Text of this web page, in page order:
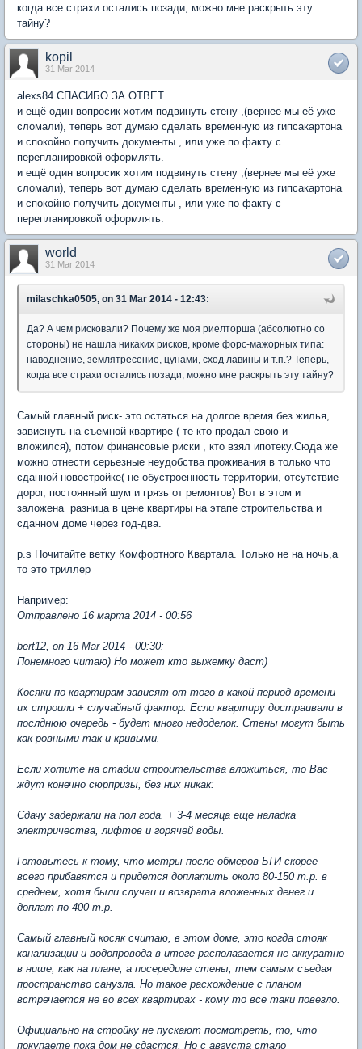
когда все страхи остались позади, можно мне раскрыть эту
тайну?
kopil
31 Mar 2014
alexs84 СПАСИБО ЗА ОТВЕТ..
и ещё один вопросик хотим подвинуть стену ,(вернее мы её уже
сломали), теперь вот думаю сделать временную из гипсакартона
и спокойно получить документы , или уже по факту с
перепланировкой оформлять.
и ещё один вопросик хотим подвинуть стену ,(вернее мы её уже
сломали), теперь вот думаю сделать временную из гипсакартона
и спокойно получить документы , или уже по факту с
перепланировкой оформлять.
world
31 Mar 2014
milaschka0505, on 31 Mar 2014 - 12:43:
Да? А чем рисковали? Почему же моя риелторша (абсолютно со
стороны) не нашла никаких рисков, кроме форс-мажорных типа:
наводнение, землятресение, цунами, сход лавины и т.п.? Теперь,
когда все страхи остались позади, можно мне раскрыть эту тайну?
Самый главный риск- это остаться на долгое время без жилья,
зависнуть на съемной квартире ( те кто продал свою и
вложился), потом финансовые риски , кто взял ипотеку.Сюда же
можно отнести серьезные неудобства проживания в только что
сданной новостройке( не обустроенность территории, отсутствие
дорог, постоянный шум и грязь от ремонтов) Вот в этом и
заложена разница в цене квартиры на этапе строительства и
сданном доме через год-два.
p.s Почитайте ветку Комфортного Квартала. Только не на ночь,а
то это триллер
Например:
Отправлено 16 марта 2014 - 00:56
bert12, on 16 Mar 2014 - 00:30:
Понемного читаю) Но может кто выжемку даст)
Косяки по квартирам зависят от того в какой период времени
их строили + случайный фактор. Если квартиру достраивали в
послднюю очередь - будет много недоделок. Стены могут быть
как ровными так и кривыми.
Если хотите на стадии строительства вложиться, то Вас
ждут конечно сюрпризы, без них никак:
Сдачу задержали на пол года. + 3-4 месяца еще наладка
электричества, лифтов и горячей воды.
Готовьтесь к тому, что метры после обмеров БТИ скорее
всего прибавятся и придется доплатить около 80-150 т.р. в
среднем, хотя были случаи и возврата вложенных денег и
доплат по 400 т.р.
Самый главный косяк считаю, в этом доме, это когда стояк
канализации и водопровода в итоге располагается не аккуратно
в нише, как на плане, а посередине стены, тем самым съедая
пространство санузла. Но такое расхождение с планом
встречается не во всех квартирах - кому то все таки повезло.
Официально на стройку не пускают посмотреть, то, что
покупаете пока дом не сдастся, Но с августа стало